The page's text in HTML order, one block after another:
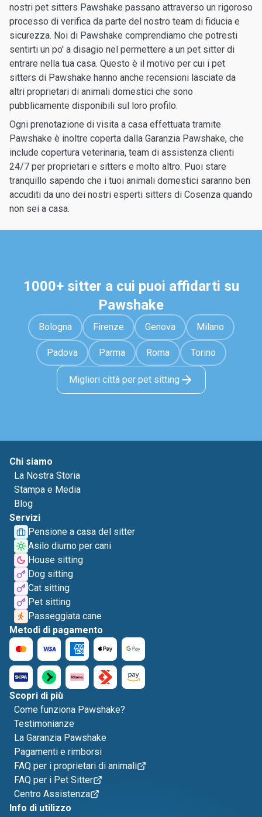
nostri pet sitters Pawshake passano attraverso un rigoroso
processo di verifica da parte del nostro team di fiducia e
sicurezza. Noi di Pawshake comprendiamo che potresti
sentirti un po' a disagio nel permettere a un pet sitter di
entrare nella tua casa. Questo è il motivo per cui i pet
sitters di Pawshake hanno anche recensioni lasciate da
altri proprietari di animali domestici che sono
pubblicamente disponibili sul loro profilo.
Ogni prenotazione di visita a casa effettuata tramite
Pawshake è inoltre coperta dalla Garanzia Pawshake, che
include copertura veterinaria, team di assistenza clienti
24/7 per proprietari e sitters e molto altro. Puoi stare
tranquillo sapendo che i tuoi animali domestici saranno ben
accuditi da uno dei nostri esperti sitters di Cosenza quando
non sei a casa.
1000+ sitter a cui puoi affidarti su
Pawshake
Bologna Firenze Genova Milano
Padova Parma Roma Torino
Migliori città per pet sitting
Chi siamo
La Nostra Storia
Stampa e Media
Blog
Servizi
Pensione a casa del sitter
Asilo diurno per cani
House sitting
Dog sitting
Cat sitting
Pet sitting
Passeggiata cane
Metodi di pagamento
Scopri di più
Come funziona Pawshake?
Testimonianze
La Garanzia Pawshake
Pagamenti e rimborsi
FAQ per i proprietari di animali
FAQ per i Pet Sitter
Centro Assistenza
Info di utilizzo